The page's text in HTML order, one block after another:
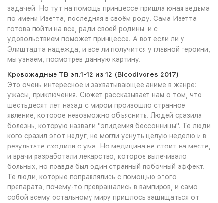
задачей. Но тут на помощь принцессе пришла юная ведьма
по имени Изетта, последняя в своём роду. Сама Изетта
готова пойти на все, ради своей родины, и с
удовольствием поможет принцессе. А вот если ли у
Элиштадта надежда, и все ли получится у главной героини,
мы узнаем, посмотрев данную картину.
Кровожадные ТВ эп.1-12 из 12 (Bloodivores 2017)
Это очень интересное и захватывающее аниме в жанре:
ужасы, приключения. Сюжет рассказывает нам о том, что
шестьдесят лет назад с миром произошло странное
явление, которое невозможно объяснить. Людей сразила
болезнь, которую назвали "эпидемия бессонницы". Те люди
кого сразил этот недуг, не могли уснуть целую неделю и в
результате сходили с ума. Но медицина не стоит на месте,
и врачи разработали лекарство, которое вылечивало
больных, но правда был один странный побочный эффект.
Те люди, которые поправлялись с помощью этого
препарата, почему-то превращались в вампиров, и само
собой всему остальному миру пришлось защищаться от